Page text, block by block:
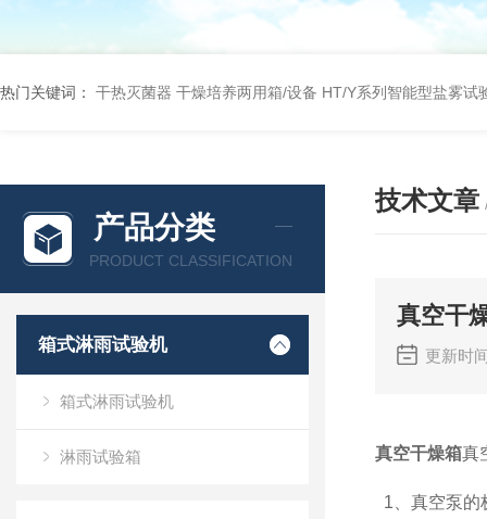
热门关键词： 干热灭菌器 干燥培养两用箱/设备 HT/Y系列智能型盐雾试
产品分类
PRODUCT CLASSIFICATION
箱式淋雨试验机
箱式淋雨试验机
淋雨试验箱
技术文章
真空干
更新时
真空干燥箱真
1、真空泵的